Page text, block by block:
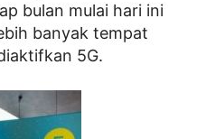
bulan mulai hari ini
banyak tempat
5G.